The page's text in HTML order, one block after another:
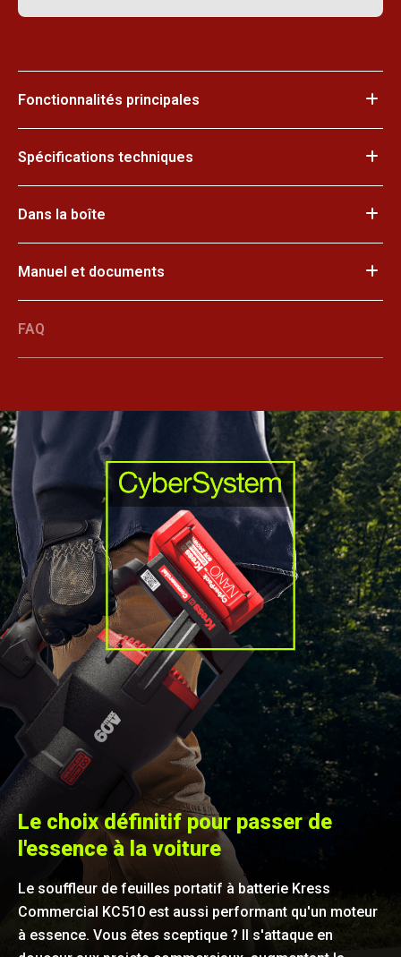
Fonctionnalités principales
Spécifications techniques
Dans la boîte
Manuel et documents
FAQ
Le choix définitif pour passer de
l'essence à la voiture
Le souffleur de feuilles portatif à batterie Kress
Commercial KC510 est aussi performant qu'un moteur
à essence. Vous êtes sceptique ? Il s'attaque en